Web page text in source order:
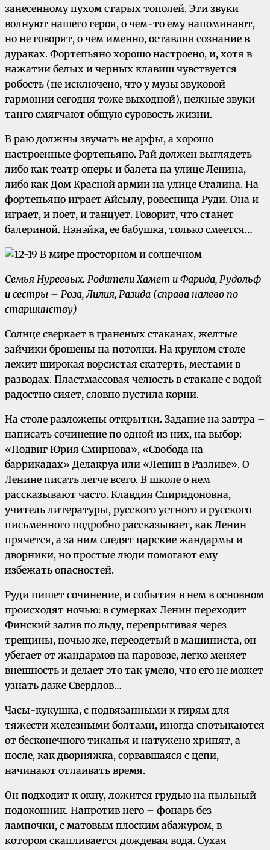
занесенному пухом старых тополей. Эти звуки
волнуют нашего героя, о чем-то ему напоминают,
но не говорят, о чем именно, оставляя сознание в
дураках. Фортепьяно хорошо настроено, и, хотя в
нажатии белых и черных клавиш чувствуется
робость (не исключено, что у музы звуковой
гармонии сегодня тоже выходной), нежные звуки
танго смягчают общую суровость жизни.
В раю должны звучать не арфы, а хорошо
настроенные фортепьяно. Рай должен выглядеть
либо как театр оперы и балета на улице Ленина,
либо как Дом Красной армии на улице Сталина. На
фортепьяно играет Айсылу, ровесница Руди. Она и
играет, и поет, и танцует. Говорит, что станет
балериной. Нэнэйка, ее бабушка, только смеется…
Семья Нуреевых. Родители Хамет и Фарида, Рудольф
и сестры – Роза, Лилия, Разида (справа налево по
старшинству)
Солнце сверкает в граненых стаканах, желтые
зайчики брошены на потолки. На круглом столе
лежит широкая ворсистая скатерть, местами в
разводах. Пластмассовая челюсть в стакане с водой
радостно сияет, словно пустила корни.
На столе разложены открытки. Задание на завтра –
написать сочинение по одной из них, на выбор:
«Подвиг Юрия Смирнова», «Свобода на
баррикадах» Делакруа или «Ленин в Разливе». О
Ленине писать легче всего. В школе о нем
рассказывают часто. Клавдия Спиридоновна,
учитель литературы, русского устного и русского
письменного подробно рассказывает, как Ленин
прячется, а за ним следят царские жандармы и
дворники, но простые люди помогают ему
избежать опасностей.
Руди пишет сочинение, и события в нем в основном
происходят ночью: в сумерках Ленин переходит
Финский залив по льду, перепрыгивая через
трещины, ночью же, переодетый в машиниста, он
убегает от жандармов на паровозе, легко меняет
внешность и делает это так умело, что его не может
узнать даже Свердлов…
Часы-кукушка, с подвязанными к гирям для
тяжести железными болтами, иногда спотыкаются
от бесконечного тиканья и натужено хрипят, а
после, как дворняжка, сорвавшаяся с цепи,
начинают отлаивать время.
Он подходит к окну, ложится грудью на пыльный
подоконник. Напротив него – фонарь без
лампочки, с матовым плоским абажуром, в
котором скапливается дождевая вода. Сухая